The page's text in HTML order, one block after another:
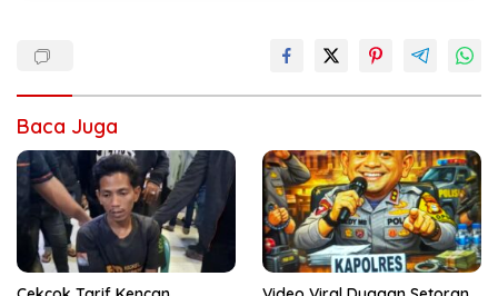
Baca Juga